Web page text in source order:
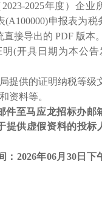
2025年度）企业
(A100000)申报表为
接导出的 PDF 版本。
明(开具日期为本公告
提供的证明纳税等级
资料等。
件至马应龙招标办邮
提供虚假资料的投标
：2026年06月30日下